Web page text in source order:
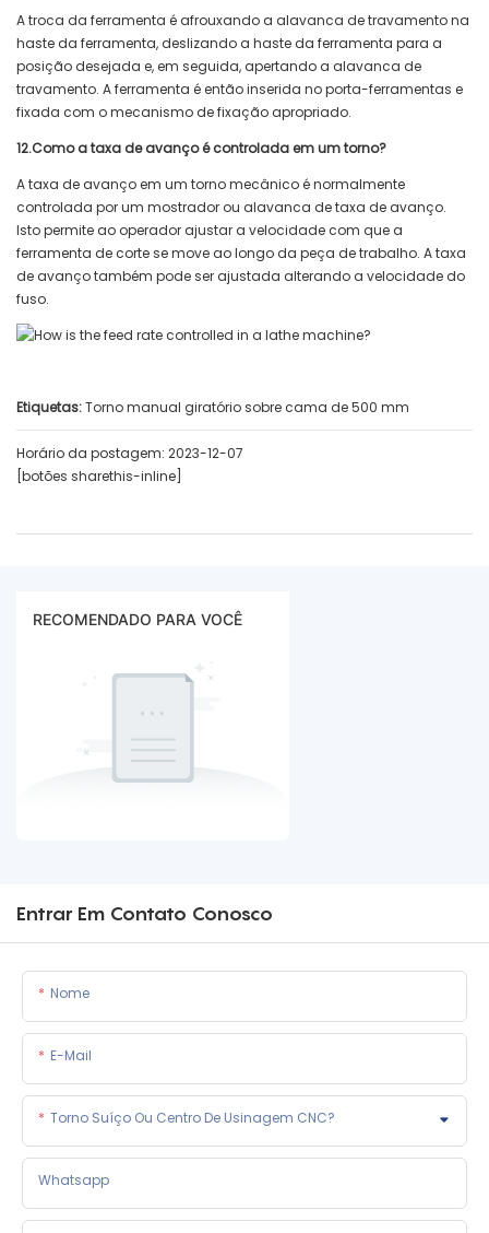
A troca da ferramenta é afrouxando a alavanca de travamento na
haste da ferramenta, deslizando a haste da ferramenta para a
posição desejada e, em seguida, apertando a alavanca de
travamento. A ferramenta é então inserida no porta-ferramentas e
fixada com o mecanismo de fixação apropriado.
12.Como a taxa de avanço é controlada em um torno?
A taxa de avanço em um torno mecânico é normalmente
controlada por um mostrador ou alavanca de taxa de avanço.
Isto permite ao operador ajustar a velocidade com que a
ferramenta de corte se move ao longo da peça de trabalho. A taxa
de avanço também pode ser ajustada alterando a velocidade do
fuso.
Etiquetas:Torno manual giratório sobre cama de 500 mm
Horário da postagem: 2023-12-07
[botões sharethis-inline]
RECOMENDADO PARA VOCÊ
Entrar Em Contato Conosco
Nome
E-Mail
Torno Suíço Ou Centro De Usinagem CNC?
Whatsapp